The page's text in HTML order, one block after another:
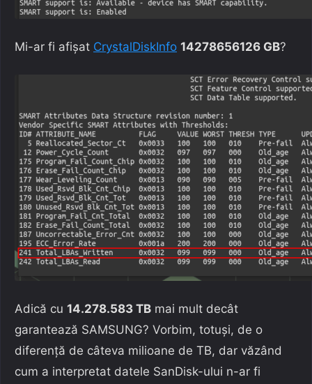
Mi-ar fi afișat CrystalDiskInfo 14278656126 GB?
Adică cu 14.278.583 TB mai mult decât
garantează SAMSUNG? Vorbim, totuși, de o
diferență de câteva milioane de TB, dar văzând
cum a interpretat datele SanDisk-ului n-ar fi